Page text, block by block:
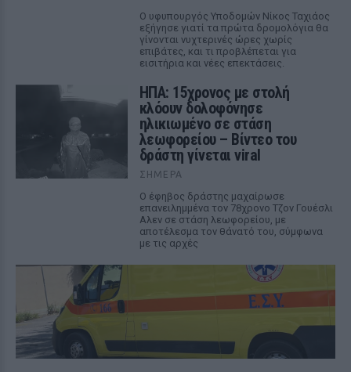
Ο υφυπουργός Υποδομών Νίκος Ταχιάος
εξήγησε γιατί τα πρώτα δρομολόγια θα
γίνονται νυχτερινές ώρες χωρίς
επιβάτες, και τι προβλέπεται για
εισιτήρια και νέες επεκτάσεις.
ΗΠΑ: 15χρονος με στολή
κλόουν δολοφόνησε
ηλικιωμένο σε στάση
λεωφορείου – Βίντεο του
δράστη γίνεται viral
ΣΉΜΕΡΑ
Ο έφηβος δράστης μαχαίρωσε
επανειλημμένα τον 78χρονο Τζον Γουέσλι
Αλεν σε στάση λεωφορείου, με
αποτέλεσμα τον θάνατό του, σύμφωνα
με τις αρχές